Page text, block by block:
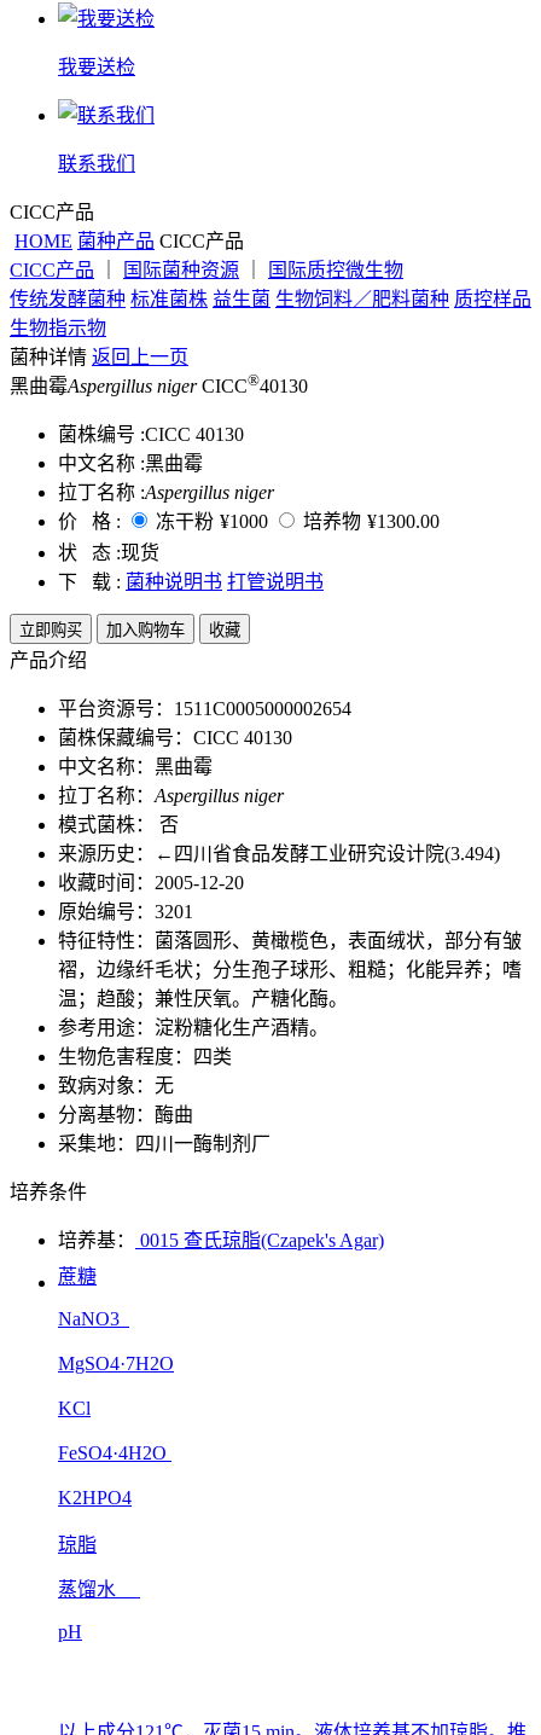
我要送检
联系我们
CICC产品
HOME 菌种产品 CICC产品
CICC产品
国际菌种资源
国际质控微生物
传统发酵菌种 标准菌株 益生菌 生物饲料／肥料菌种 质控样品
生物指示物
菌种详情 返回上一页
黑曲霉Aspergillus nigerCICC®40130
菌株编号 :CICC 40130
中文名称 :黑曲霉
拉丁名称 :Aspergillus niger
价 格 :
冻干粉 ¥1000 培养物 ¥1300.00
状 态 :现货
下 载 : 菌种说明书 打管说明书
立即购买 加入购物车 收藏
产品介绍
平台资源号：1511C0005000002654
菌株保藏编号：CICC 40130
中文名称：黑曲霉
拉丁名称： Aspergillus niger
模式菌株： 否
来源历史：←四川省食品发酵工业研究设计院(3.494)
收藏时间：2005-12-20
原始编号：3201
特征特性：菌落圆形、黄橄榄色，表面绒状，部分有皱
褶，边缘纤毛状；分生孢子球形、粗糙；化能异养；嗜
温；趋酸；兼性厌氧。产糖化酶。
参考用途：淀粉糖化生产酒精。
生物危害程度：四类
致病对象：无
分离基物：酶曲
采集地：四川一酶制剂厂
培养条件
培养基：
0015 查氏琼脂(Czapek's Agar)
蔗糖
NaNO3
MgSO4·7H2O
KCl
FeSO4·4H2O
K2HPO4
琼脂
蒸馏水
pH